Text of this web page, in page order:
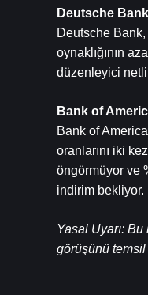
Deutsche
Deutsche
oynaklığının
düzenleyici
Bank of
Bank of
oranlarını iki
öngörmüyor ve
indirim bekliyor.
Yasal Uyarı:
görüşünü temsil